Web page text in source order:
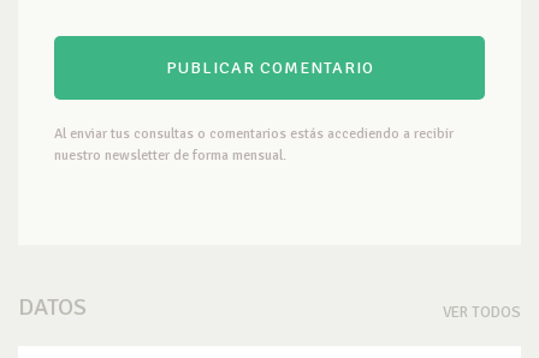
Al enviar tus consultas o comentarios estás accediendo a recibir
nuestro newsletter de forma mensual.
DATOS VER TODOS